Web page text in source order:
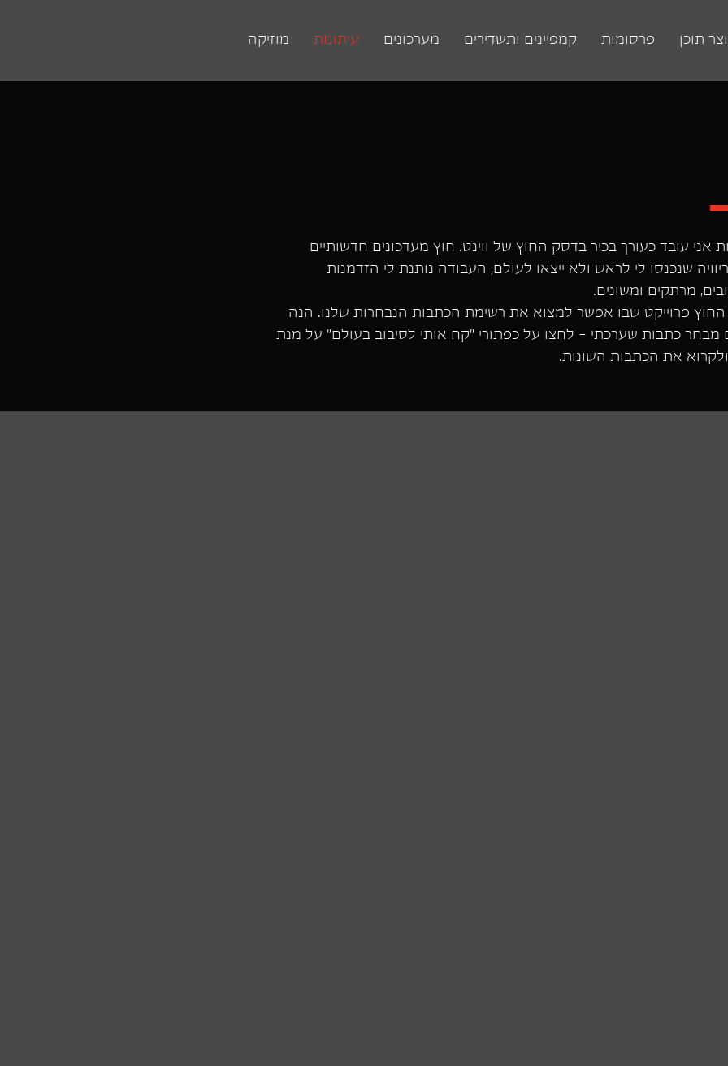
תוכן פרסומות קמפיינים ותשדירים מערכונים עיתונות מוזיקה
עובד כעורך בכיר בדסק החוץ של ווינט. חוץ מעדכונים חדשותיים
שנכנסו לי לראש ולא ייצאו לעולם, העבודה נותנת לי הזדמנות
מרתקים ומשונים.
פרוייקט שבו אפשר למצוא את רשימת הכתבות הנבחרות שלנו. הנה
מבחר כתבות שערכתי - לחצו על כפתורי ״קח אותי לסיבוב בעולם״ על מנת
את הכתבות השונות.